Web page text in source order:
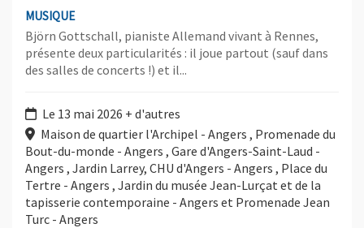
MUSIQUE
Björn Gottschall, pianiste Allemand vivant à Rennes,
présente deux particularités : il joue partout (sauf dans
des salles de concerts !) et il...
Le 13 mai 2026 + d'autres
Maison de quartier l'Archipel - Angers , Promenade du
Bout-du-monde - Angers , Gare d'Angers-Saint-Laud -
Angers , Jardin Larrey, CHU d'Angers - Angers , Place du
Tertre - Angers , Jardin du musée Jean-Lurçat et de la
tapisserie contemporaine - Angers et Promenade Jean
Turc - Angers